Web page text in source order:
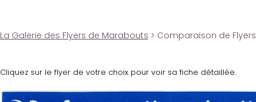
La Galerie des Flyers de Marabouts > Comparaison de Flyers
Cliquez sur le flyer de votre choix pour voir sa fiche détaillée.